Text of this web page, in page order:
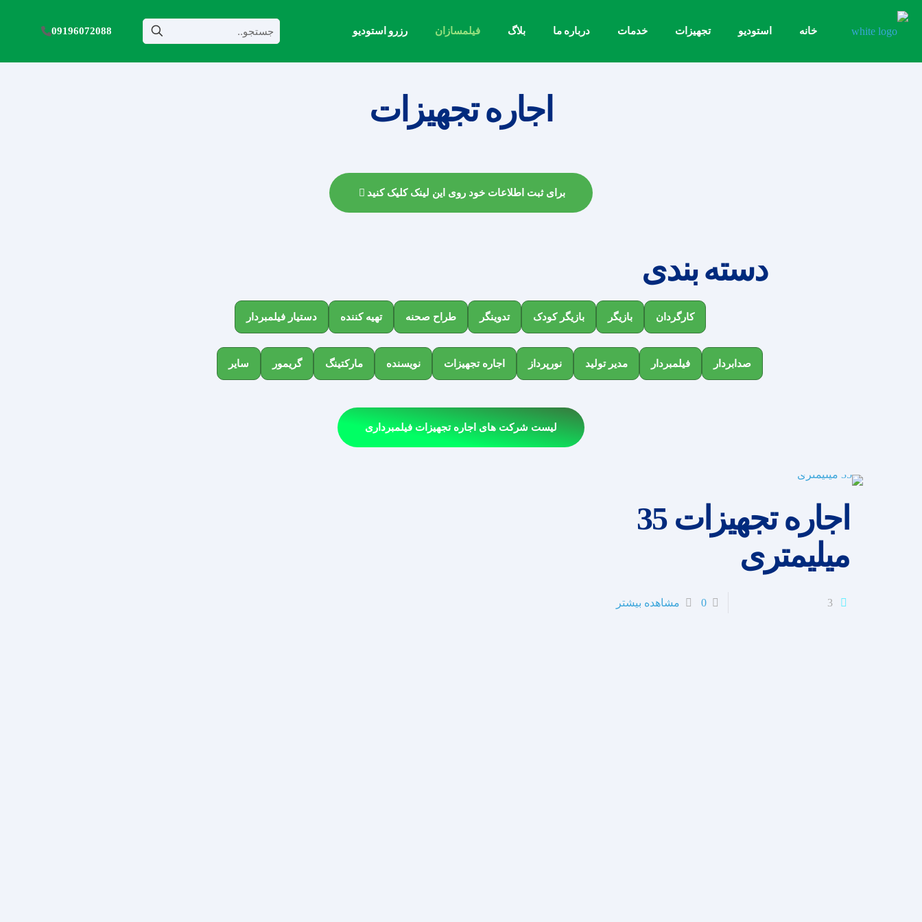
خانه استودیو تجهیزات خدمات درباره ما بلاگ فیلمسازان رزرو استودیو 09196072088
اجاره تجهیزات
برای ثبت اطلاعات خود روی این لینک کلیک کنید
دسته بندی
دستیار فیلمبردار تهیه کننده طراح صحنه تدوینگر بازیگر کودک بازیگر کارگردان
سایر گریمور مارکتینگ نویسنده اجاره تجهیزات نورپرداز مدیر تولید فیلمبردار صدابردار
لیست شرکت های اجاره تجهیزات فیلمبرداری
اجاره تجهیزات 35
میلیمتری
3
0 مشاهده بیشتر